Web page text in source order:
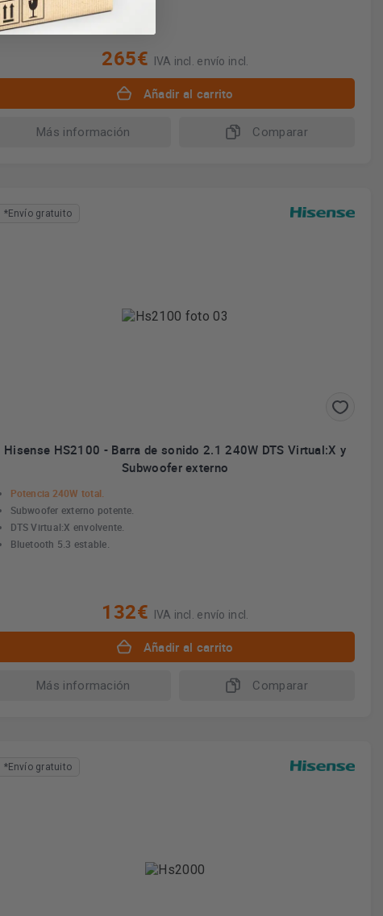
265€ IVA incl. envío incl.
Añadir al carrito
Más información Comparar
*Envío gratuito
Hisense HS2100 - Barra de sonido 2.1 240W DTS Virtual:X y
Subwoofer externo
Potencia 240W total.
Subwoofer externo potente.
DTS Virtual:X envolvente.
Bluetooth 5.3 estable.
132€ IVA incl. envío incl.
Añadir al carrito
Más información Comparar
*Envío gratuito